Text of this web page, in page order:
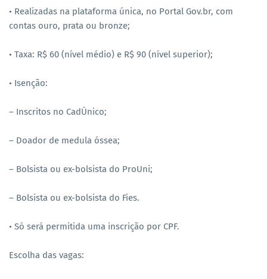
• Realizadas na plataforma única, no Portal Gov.br, com
contas ouro, prata ou bronze;
• Taxa: R$ 60 (nível médio) e R$ 90 (nível superior);
• Isenção:
– Inscritos no CadÚnico;
– Doador de medula óssea;
– Bolsista ou ex-bolsista do ProUni;
– Bolsista ou ex-bolsista do Fies.
• Só será permitida uma inscrição por CPF.
Escolha das vagas: